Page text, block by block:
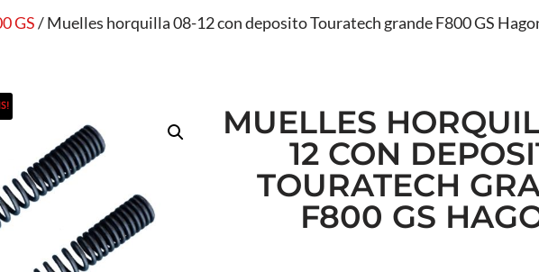
GS/ Muelles horquilla 08-12 con deposito Touratech grande F800 GS
MUELLES
12 CON
TOURATECH
F800 GS